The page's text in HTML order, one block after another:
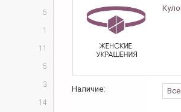
5
1
11
5
3
14
Наличие: Все